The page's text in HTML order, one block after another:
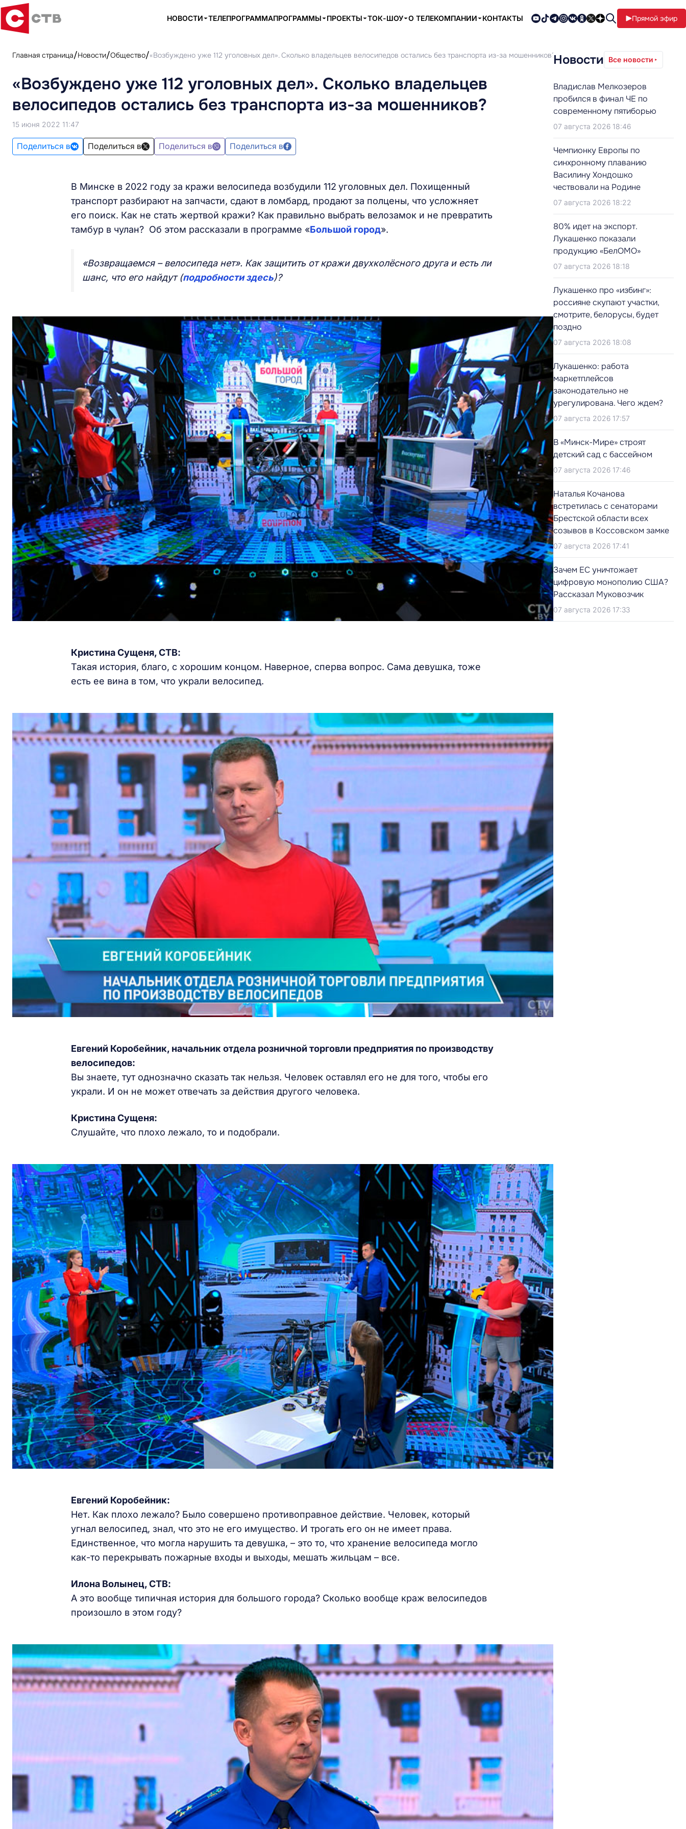
НОВОСТИ ТЕЛЕПРОГРАММАПРОГРАММЫ ПРОЕКТЫ ТОК-ШОУ О ТЕЛЕКОМПАНИИ КОНТАКТЫ Прямой эфир
Главная страница Новости Общество «Возбуждено уже 112 уголовных дел». Сколько владельцев велосипедов остались без транспорта из-за мошенников?
«Возбуждено уже 112 уголовных дел». Сколько владельцев
велосипедов остались без транспорта из-за мошенников?
15 июня 2022 11:47
Поделиться в Поделиться в Поделиться в Поделиться в
В Минске в 2022 году за кражи велосипеда возбудили 112 уголовных дел. Похищенный
транспорт разбирают на запчасти, сдают в ломбард, продают за полцены, что усложняет
его поиск. Как не стать жертвой кражи? Как правильно выбрать велозамок и не превратить
тамбур в чулан? Об этом рассказали в программе «Большой город».
«Возвращаемся – велосипеда нет». Как защитить от кражи двухколёсного друга и есть ли
шанс, что его найдут (подробности здесь)?
Кристина Сущеня, СТВ:
Такая история, благо, с хорошим концом. Наверное, сперва вопрос. Сама девушка, тоже
есть ее вина в том, что украли велосипед.
Евгений Коробейник, начальник отдела розничной торговли предприятия по производству
велосипедов:
Вы знаете, тут однозначно сказать так нельзя. Человек оставлял его не для того, чтобы его
украли. И он не может отвечать за действия другого человека.
Кристина Сущеня:
Слушайте, что плохо лежало, то и подобрали.
Евгений Коробейник:
Нет. Как плохо лежало? Было совершено противоправное действие. Человек, который
угнал велосипед, знал, что это не его имущество. И трогать его он не имеет права.
Единственное, что могла нарушить та девушка, – это то, что хранение велосипеда могло
как-то перекрывать пожарные входы и выходы, мешать жильцам – все.
Илона Волынец, СТВ:
А это вообще типичная история для большого города? Сколько вообще краж велосипедов
произошло в этом году?
Новости Все новости
Владислав Мелкозеров
пробился в финал ЧЕ по
современному пятиборью
07 августа 2026 18:46
Чемпионку Европы по
синхронному плаванию
Василину Хондошко
чествовали на Родине
07 августа 2026 18:22
80% идет на экспорт.
Лукашенко показали
продукцию «БелОМО»
07 августа 2026 18:18
Лукашенко про «избинг»:
россияне скупают участки,
смотрите, белорусы, будет
поздно
07 августа 2026 18:08
Лукашенко: работа
маркетплейсов
законодательно не
урегулирована. Чего ждем?
07 августа 2026 17:57
В «Минск-Мире» строят
детский сад с бассейном
07 августа 2026 17:46
Наталья Кочанова
встретилась с сенаторами
Брестской области всех
созывов в Коссовском замке
07 августа 2026 17:41
Зачем ЕС уничтожает
цифровую монополию США?
Рассказал Муковозчик
07 августа 2026 17:33